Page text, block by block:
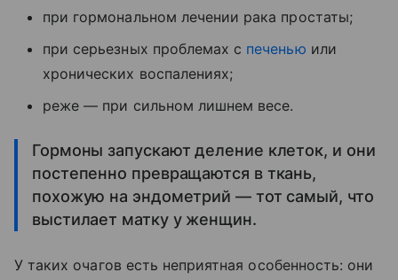
при гормональном лечении рака простаты;
при серьезных проблемах с печенью или
хронических воспалениях;
реже — при сильном лишнем весе.
Гормоны запускают деление клеток, и они
постепенно превращаются в ткань,
похожую на эндометрий — тот самый, что
выстилает матку у женщин.
У таких очагов есть неприятная особенность: они